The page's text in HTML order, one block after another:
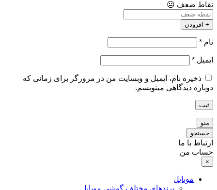
نقاط ضعف 😐
+ افزودن
نام *
ایمیل *
ذخیره نام، ایمیل و وبسایت من در مرورگر برای زمانی که
دوباره دیدگاهی مینویسم.
ثبت
منو
جستجو
ارتباط با ما
حساب من
×
موبایل
برندهای مختلف گوشی موبایل